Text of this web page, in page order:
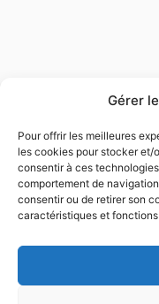
Gérer
Pour offrir les meilleures
les cookies pour stocker et/
consentir à ces
comportement de
consentir ou de retirer son
caractéristiques et